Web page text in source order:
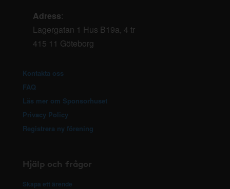
Adress:
Lagergatan 1 Hus B19a, 4 tr
415 11 Göteborg
Kontakta oss
FAQ
Läs mer om Sponsorhuset
Privacy Policy
Registrera ny förening
Hjälp och frågor
Skapa ett ärende